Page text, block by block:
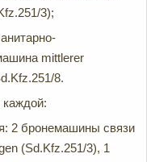
3);
mittlerer
8.
каждой:
2 бронемашины связи
(Sd.Kfz.251/3), 1